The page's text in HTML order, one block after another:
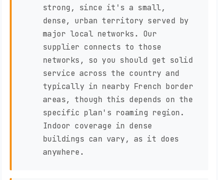
strong, since it's a small,
dense, urban territory served by
major local networks. Our
supplier connects to those
networks, so you should get solid
service across the country and
typically in nearby French border
areas, though this depends on the
specific plan's roaming region.
Indoor coverage in dense
buildings can vary, as it does
anywhere.